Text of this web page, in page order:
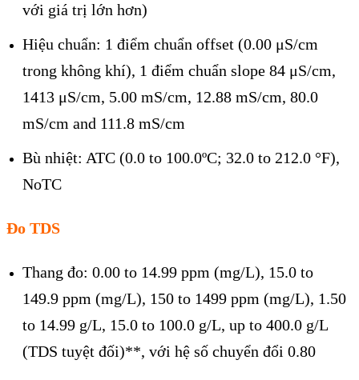
với giá trị lớn hơn)
Hiệu chuẩn: 1 điểm chuẩn offset (0.00 μS/cm
trong không khí), 1 điểm chuẩn slope 84 μS/cm,
1413 μS/cm, 5.00 mS/cm, 12.88 mS/cm, 80.0
mS/cm and 111.8 mS/cm
Bù nhiệt: ATC (0.0 to 100.0ºC; 32.0 to 212.0 °F),
NoTC
Đo TDS
Thang đo: 0.00 to 14.99 ppm (mg/L), 15.0 to
149.9 ppm (mg/L), 150 to 1499 ppm (mg/L), 1.50
to 14.99 g/L, 15.0 to 100.0 g/L, up to 400.0 g/L
(TDS tuyệt đối)**, với hệ số chuyển đổi 0.80